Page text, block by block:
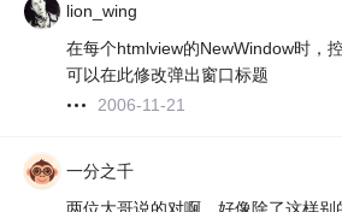
lion_wing
在每个htmlview的NewWindow时，
可以在此修改弹出窗口标题
2006-11-21
一分之千